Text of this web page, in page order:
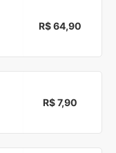
R$ 64,90
R$ 7,90